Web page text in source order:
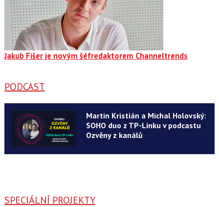
Jakub Fišer je novým šéfredaktorem Channeltrends
PODCAST
Martin Kristián a Michal Holovský:
SOHO duo z TP-Linku v podcastu
Ozvěny z kanálů
SPECIÁLNÍ PROJEKTY